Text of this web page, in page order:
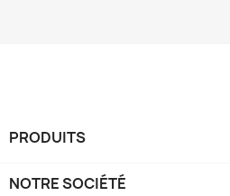
PRODUITS
NOTRE SOCIÉTÉ